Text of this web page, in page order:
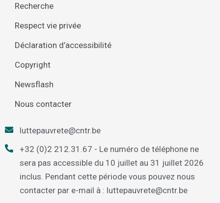
Recherche
Respect vie privée
Déclaration d’accessibilité
Copyright
Newsflash
Nous contacter
luttepauvrete@cntr.be
+32 (0)2 212.31.67 - Le numéro de téléphone ne
sera pas accessible du 10 juillet au 31 juillet 2026
inclus. Pendant cette période vous pouvez nous
contacter par e-mail à : luttepauvrete@cntr.be